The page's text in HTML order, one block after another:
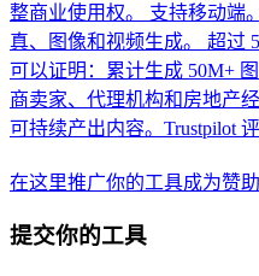
整商业使用权。 支持移动端
真、图像和视频生成。 超过
可以证明：累计生成 50M+
商卖家、代理机构和房地产
可持续产出内容。Trustpilot 评
在这里推广你的工具成为赞
提交你的工具